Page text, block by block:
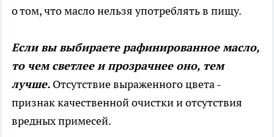
о том, что масло нельзя употреблять в пищу.
Если вы выбираете рафинированное масло,
то чем светлее и прозрачнее оно, тем
лучше. Отсутствие выраженного цвета -
признак качественной очистки и отсутствия
вредных примесей.